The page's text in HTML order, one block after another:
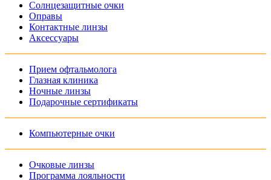
Солнцезащитные очки
Оправы
Контактные линзы
Аксессуары
Прием офтальмолога
Глазная клиника
Ночные линзы
Подарочные сертификаты
Компьютерные очки
Очковые линзы
Программа лояльности